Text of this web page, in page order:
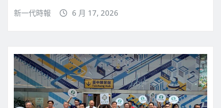
新一代時報 6 月 17, 2026